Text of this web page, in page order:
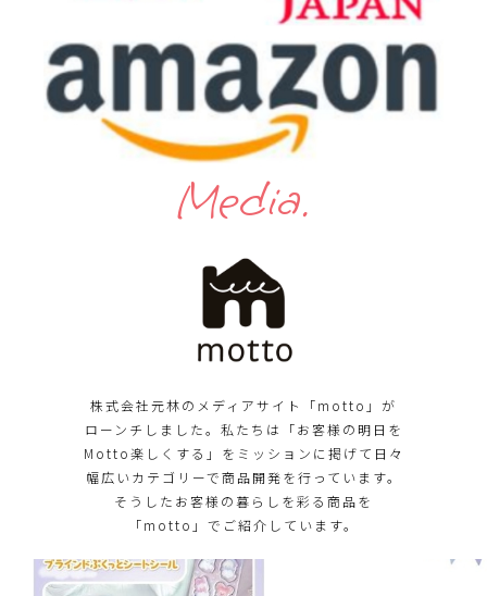
Media.
株式会社元林のメディアサイト「motto」が
ローンチしました。私たちは「お客様の明日を
Motto楽しくする」をミッションに掲げて日々
幅広いカテゴリーで商品開発を行っています。
そうしたお客様の暮らしを彩る商品を
「motto」でご紹介しています。